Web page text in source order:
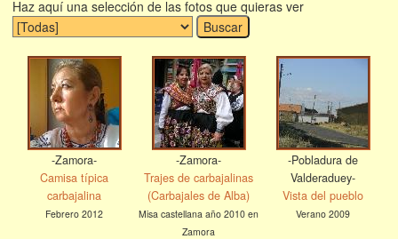
Haz aquí una selección de las fotos que quieras ver
-Zamora-
Camisa típica
carbajalina
Febrero 2012
-Zamora-
Trajes de carbajalinas
(Carbajales de Alba)
Misa castellana año 2010 en
Zamora
-Pobladura de
Valderaduey-
Vista del pueblo
Verano 2009